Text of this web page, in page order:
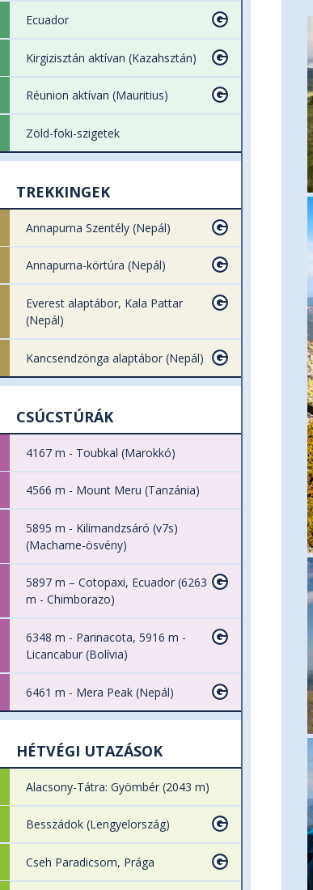
Ecuador
Kirgizisztán aktívan (Kazahsztán)
Réunion aktívan (Mauritius)
Zöld-foki-szigetek
TREKKINGEK
Annapurna Szentély (Nepál)
Annapurna-körtúra (Nepál)
Everest alaptábor, Kala Pattar
(Nepál)
Kancsendzönga alaptábor (Nepál)
CSÚCSTÚRÁK
4167 m - Toubkal (Marokkó)
4566 m - Mount Meru (Tanzánia)
5895 m - Kilimandzsáró (v7s)
(Machame-ösvény)
5897 m – Cotopaxi, Ecuador (6263
m - Chimborazo)
6348 m - Parinacota, 5916 m -
Licancabur (Bolívia)
6461 m - Mera Peak (Nepál)
HÉTVÉGI UTAZÁSOK
Alacsony-Tátra: Gyömbér (2043 m)
Besszádok (Lengyelország)
Cseh Paradicsom, Prága